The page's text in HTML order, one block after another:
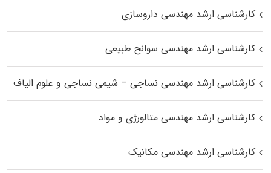
کارشناسی ارشد مهندسی داروسازی
کارشناسی ارشد مهندسی سوانح طبیعی
کارشناسی ارشد مهندسی نساجی – شیمی نساجی و علوم الیاف
کارشناسی ارشد مهندسی متالورژی و مواد
کارشناسی ارشد مهندسی مکانیک